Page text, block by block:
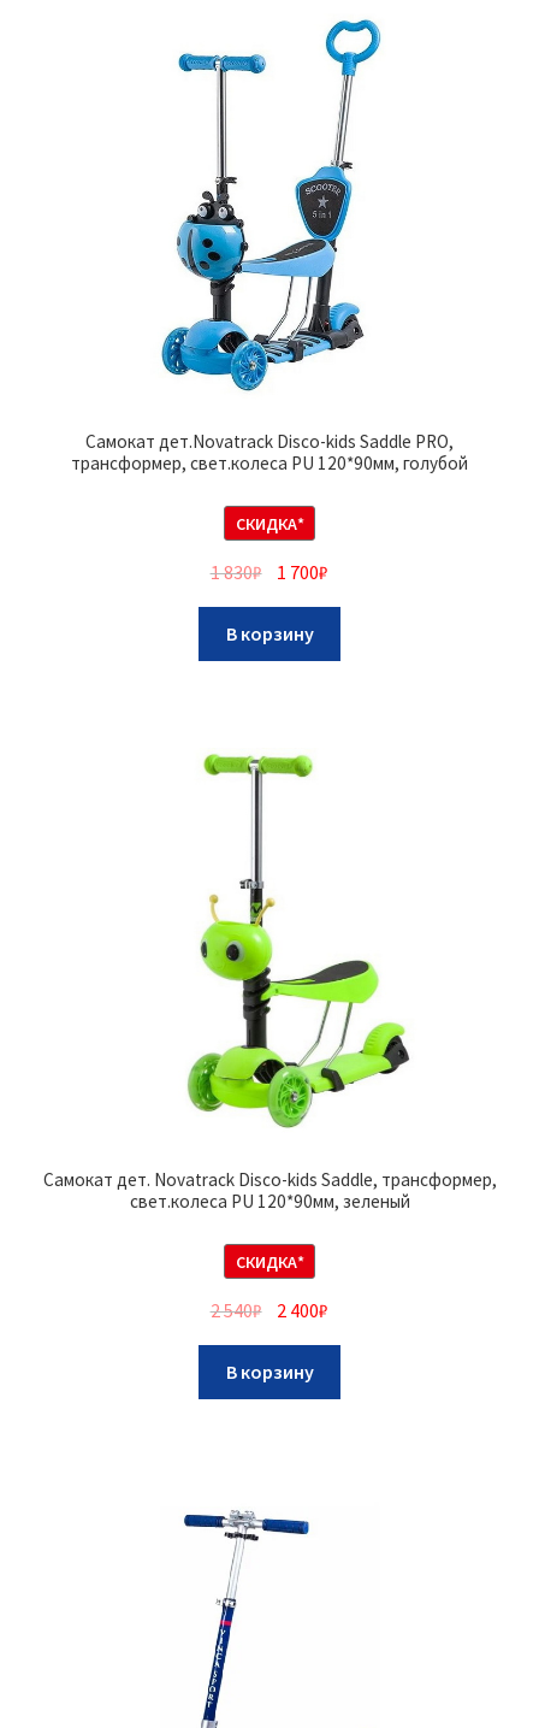
Самокат дет.Novatrack Disco-kids Saddle PRO,
трансформер, свет.колеса PU 120*90мм, голубой
СКИДКА*
1 830₽ 1 700₽
В корзину
Самокат дет. Novatrack Disco-kids Saddle, трансформер,
свет.колеса PU 120*90мм, зеленый
СКИДКА*
2 540₽ 2 400₽
В корзину